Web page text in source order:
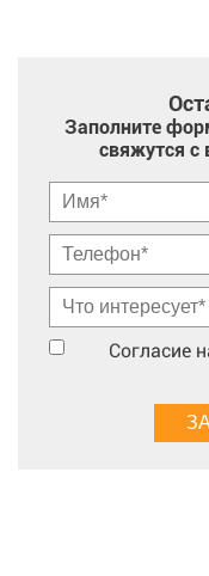
Заполните
свяжутся
Согласие